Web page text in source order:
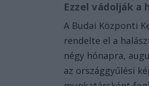
Ezzel vádolják
A Budai Központi
rendelte el a
négy hónapra,
az országgyűlési